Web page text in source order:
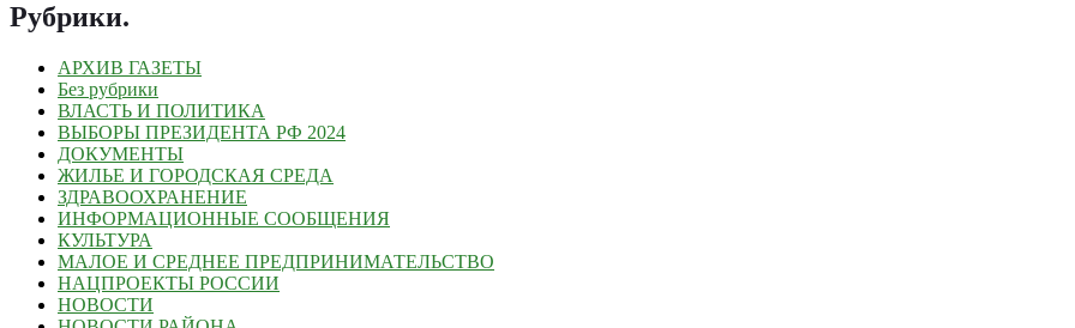
Рубрики.
АРХИВ ГАЗЕТЫ
Без рубрики
ВЛАСТЬ И ПОЛИТИКА
ВЫБОРЫ ПРЕЗИДЕНТА РФ 2024
ДОКУМЕНТЫ
ЖИЛЬЕ И ГОРОДСКАЯ СРЕДА
ЗДРАВООХРАНЕНИЕ
ИНФОРМАЦИОННЫЕ СООБЩЕНИЯ
КУЛЬТУРА
МАЛОЕ И СРЕДНЕЕ ПРЕДПРИНИМАТЕЛЬСТВО
НАЦПРОЕКТЫ РОССИИ
НОВОСТИ